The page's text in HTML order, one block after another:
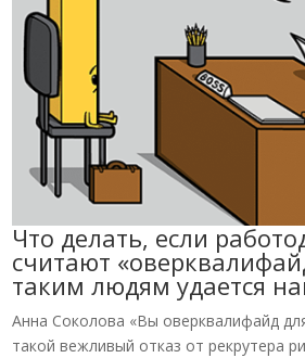
Что делать, если
считают
таким людям удается
Анна Соколова «Вы оверквалифайд
такой вежливый отказ от рекрутера